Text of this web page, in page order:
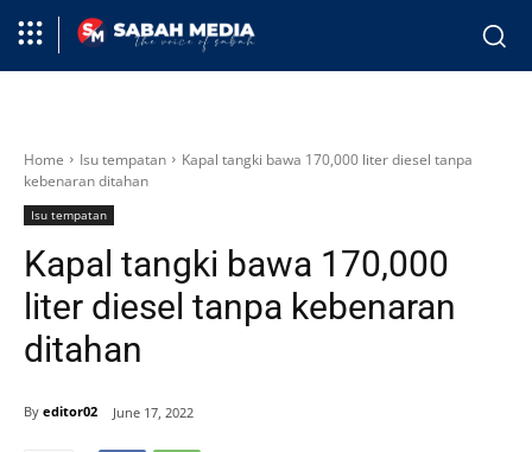
Home Isu tempatan
Kapal tangki bawa 170,000 liter diesel tanpa
kebenaran ditahan
Isu tempatan
Kapal tangki bawa 170,000
liter diesel tanpa kebenaran
ditahan
By editor02 June 17, 2022